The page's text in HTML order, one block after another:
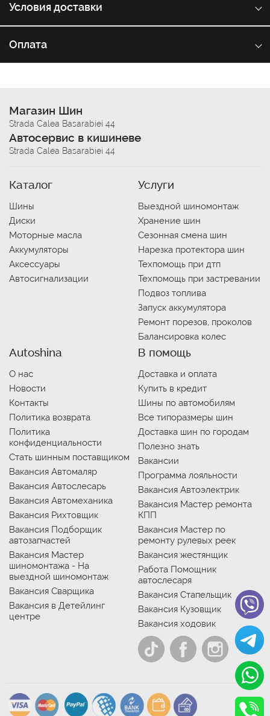
Условия доставки
Оплата
Магазин Шин
Strada Calea Basarabiei 44
Автосервис в кишиневе
Strada Calea Basarabiei 44
Каталог
Шины
Диски
Моторные масла
Аккумуляторы
Аксессуары
Автосигнализации
Услуги
Выездной шиномонтаж
Хранение шин
Сезонная смена шин
Нарезка протектора шин
Техпомощь при дтп
Техпомощь при застревании
Подвоз топлива
Запуск аккумулятора
Ремонт порезов, проколов
Балансировка колес
Autoshina
О нас
Новости
Контакты
Политика возврата
Политика
конфиденциальности
Стать шинным поставщиком
Вакансия Автомаляр
Вакансия Автослесарь
Вакансия Автомеханика
Вакансия Рихтовщик
Вакансия Подборщик
автозапчастей
Вакансия Мастер
шиномонтажа - На
выездной шиномонтаж
Вакансия Сварщика
Вакансия в Детейлинг
центре
В помощь
Доставка и оплата
Купить в кредит
Шины по автомобилям
Все типоразмеры шин
Доставка шин по городам
Полезно знать
Вакансии
Программа лояльности
Вакансия Автоэлектрик
Вакансия Мастер ремонта
КПП
Вакансия Мастер по
ремонту рулевых реек
Вакансия жестянщик
Работа Помощник
автослесаря
Вакансия Стапельщик
Вакансия Кузовщик
Вакансия ходовик